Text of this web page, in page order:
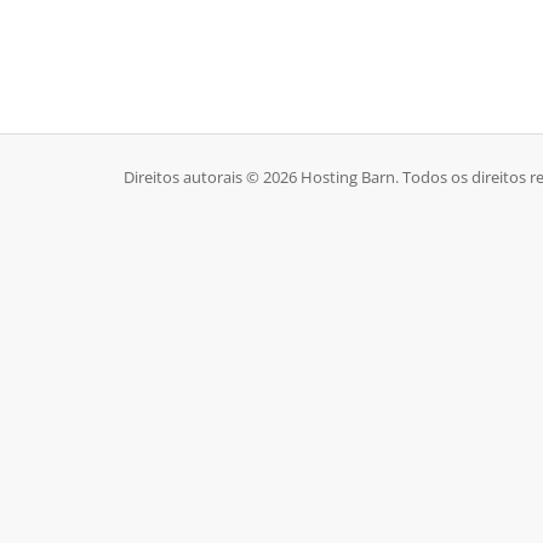
Direitos autorais © 2026 Hosting Barn. Todos os direitos